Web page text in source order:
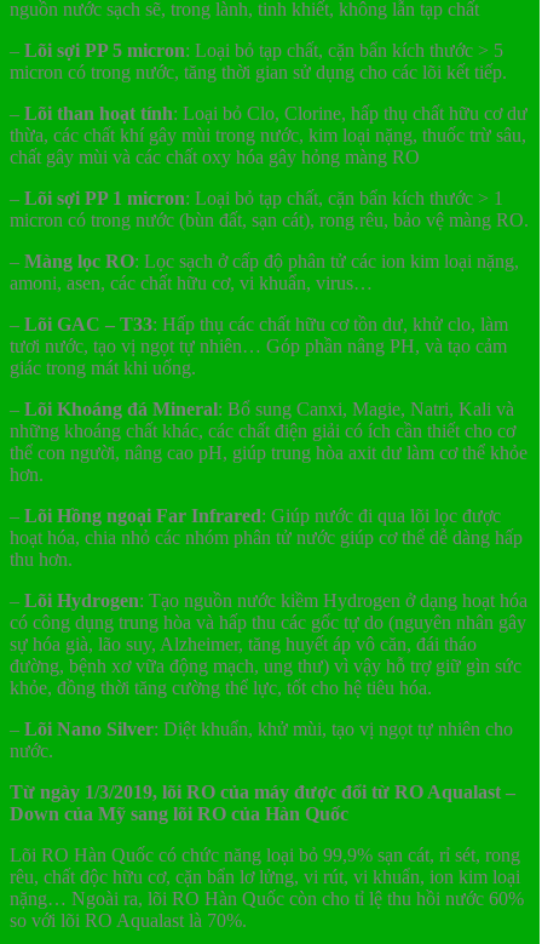
nguồn nước sạch sẽ, trong lành, tinh khiết, không lẫn tạp chất
– Lõi sợi PP 5 micron: Loại bỏ tạp chất, cặn bẩn kích thước > 5
micron có trong nước, tăng thời gian sử dụng cho các lõi kết tiếp.
– Lõi than hoạt tính: Loại bỏ Clo, Clorine, hấp thụ chất hữu cơ dư
thừa, các chất khí gây mùi trong nước, kim loại nặng, thuốc trừ sâu,
chất gây mùi và các chất oxy hóa gây hỏng màng RO
– Lõi sợi PP 1 micron: Loại bỏ tạp chất, cặn bẩn kích thước > 1
micron có trong nước (bùn đất, sạn cát), rong rêu, bảo vệ màng RO.
– Màng lọc RO: Lọc sạch ở cấp độ phân tử các ion kim loại nặng,
amoni, asen, các chất hữu cơ, vi khuẩn, virus…
– Lõi GAC – T33: Hấp thụ các chất hữu cơ tồn dư, khử clo, làm
tươi nước, tạo vị ngọt tự nhiên… Góp phần nâng PH, và tạo cảm
giác trong mát khi uống.
– Lõi Khoáng đá Mineral: Bổ sung Canxi, Magie, Natri, Kali và
những khoáng chất khác, các chất điện giải có ích cần thiết cho cơ
thể con người, nâng cao pH, giúp trung hòa axit dư làm cơ thể khỏe
hơn.
– Lõi Hồng ngoại Far Infrared: Giúp nước đi qua lõi lọc được
hoạt hóa, chia nhỏ các nhóm phân tử nước giúp cơ thể dễ dàng hấp
thu hơn.
– Lõi Hydrogen: Tạo nguồn nước kiềm Hydrogen ở dạng hoạt hóa
có công dụng trung hòa và hấp thu các gốc tự do (nguyên nhân gây
sự hóa già, lão suy, Alzheimer, tăng huyết áp vô căn, đái tháo
đường, bệnh xơ vữa động mạch, ung thư) vì vậy hỗ trợ giữ gìn sức
khỏe, đồng thời tăng cường thể lực, tốt cho hệ tiêu hóa.
– Lõi Nano Silver: Diệt khuẩn, khử mùi, tạo vị ngọt tự nhiên cho
nước.
Từ ngày 1/3/2019, lõi RO của máy được đổi từ RO Aqualast –
Down của Mỹ sang lõi RO của Hàn Quốc
Lõi RO Hàn Quốc có chức năng loại bỏ 99,9% sạn cát, rỉ sét, rong
rêu, chất độc hữu cơ, cặn bẩn lơ lửng, vi rút, vi khuẩn, ion kim loại
nặng… Ngoài ra, lõi RO Hàn Quốc còn cho tỉ lệ thu hồi nước 60%
so với lõi RO Aqualast là 70%.